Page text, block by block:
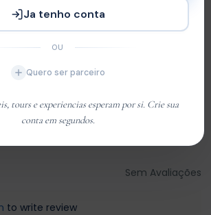
0
0
Sem Avaliações
to write review
Ja tenho conta
OU
Quero ser parceiro
tours e experiencias esperam por si. Crie sua
conta em segundos.